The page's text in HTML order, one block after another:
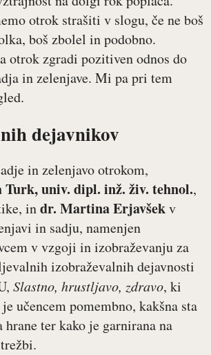
otrok strašiti v slogu, če ne boš
boš zbolel in podobno.
otrok zgradi pozitiven odnos do
in zelenjave. Mi pa pri tem
dejavnikov
in zelenjavo otrokom,
Turk, univ. dipl. inž. živ. tehnol.,
indr. Martina Erjavšekv
in sadju, namenjen
v vzgoji in izobraževanju za
izobraževalnih dejavnosti
Slastno, hrustljavo, zdravo, ki
učencem pomembno, kakšna sta
ter kako je garnirana na